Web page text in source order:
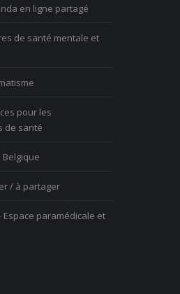
changement et vous êtes mal à
en ligne partagé
de santé mentale et
pour les
de santé
Belgique
/ à partager
Espace paramédicale et